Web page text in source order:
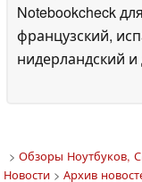
Notebookcheck
французский,
нидерландский и
> Обзоры Ноутбуков,
Новости> Архив